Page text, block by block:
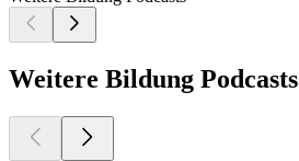
Weitere Bildung Podcasts